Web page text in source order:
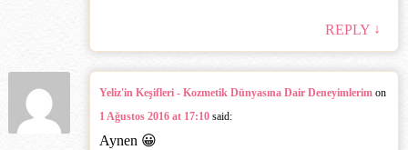
REPLY ↓
Yeliz'in Keşifleri - Kozmetik Dünyasına Dair Deneyimlerim on
1 Ağustos 2016 at 17:10 said:
Aynen 😀